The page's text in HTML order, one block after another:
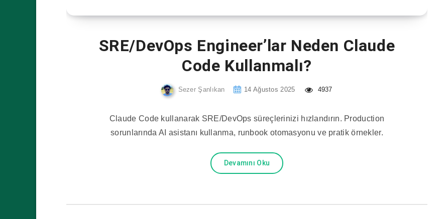
SRE/DevOps Engineer’lar Neden Claude
Code Kullanmalı?
Sezer Şanlıkan 14 Ağustos 2025 4937
Claude Code kullanarak SRE/DevOps süreçlerinizi hızlandırın. Production
sorunlarında AI asistanı kullanma, runbook otomasyonu ve pratik örnekler.
Devamını Oku